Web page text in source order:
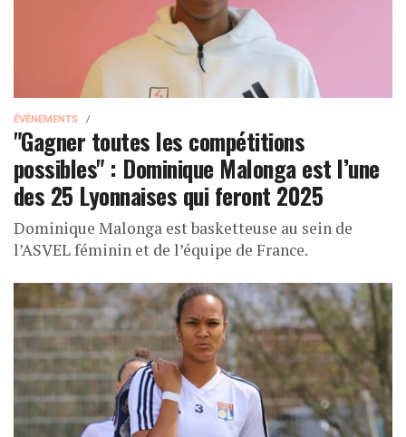
ÉVÈNEMENTS
"Gagner toutes les compétitions
possibles" : Dominique Malonga est l’une
des 25 Lyonnaises qui feront 2025
Dominique Malonga est basketteuse au sein de
l’ASVEL féminin et de l’équipe de France.